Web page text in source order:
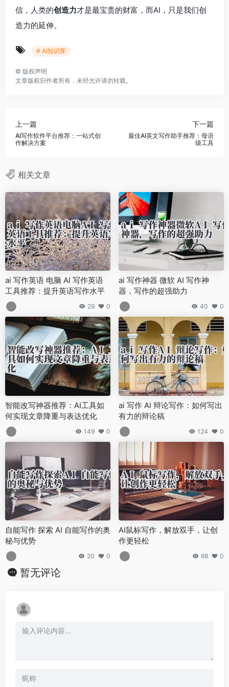
信，人类的创造力才是最宝贵的财富，而AI，只是我们创
造力的延伸。
# AI知识库
© 版权声明
文章版权归作者所有，未经允许请勿转载。
上一篇
AI写作软件平台推荐：一站式创
作解决方案
下一篇
最佳AI英文写作助手推荐：母语
级工具
相关文章
ai 写作英语 电脑 AI 写作英语
工具推荐：提升英语写作水平
29 0
ai 写作神器 微软 AI 写作神
器，写作的超强助力
40 0
智能改写神器推荐：AI工具如
何实现文章降重与表达优化
149 0
ai 写作 AI 辩论写作：如何写出
有力的辩论稿
124 0
自能写作 探索 AI 自能写作的奥
秘与优势
20 0
AI鼠标写作，解放双手，让创
作更轻松
68 0
暂无评论